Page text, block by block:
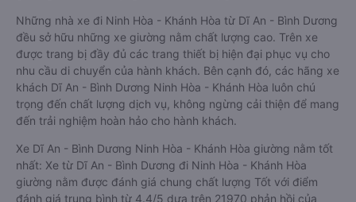
Những nhà xe đi Ninh Hòa - Khánh Hòa từ Dĩ An - Bình Dương
đều sở hữu những xe giường nằm chất lượng cao. Trên xe
được trang bị đầy đủ các trang thiết bị hiện đại phục vụ cho
nhu cầu di chuyển của hành khách. Bên cạnh đó, các hãng xe
khách Dĩ An - Bình Dương Ninh Hòa - Khánh Hòa luôn chú
trọng đến chất lượng dịch vụ, không ngừng cải thiện để mang
đến trải nghiệm hoàn hảo cho hành khách.
Xe Dĩ An - Bình Dương Ninh Hòa - Khánh Hòa giường nằm tốt
nhất: Xe từ Dĩ An - Bình Dương đi Ninh Hòa - Khánh Hòa
giường nằm được đánh giá chung chất lượng Tốt với điểm
đánh giá trung bình từ 4.4/5 dựa trên 21970 phản hồi của